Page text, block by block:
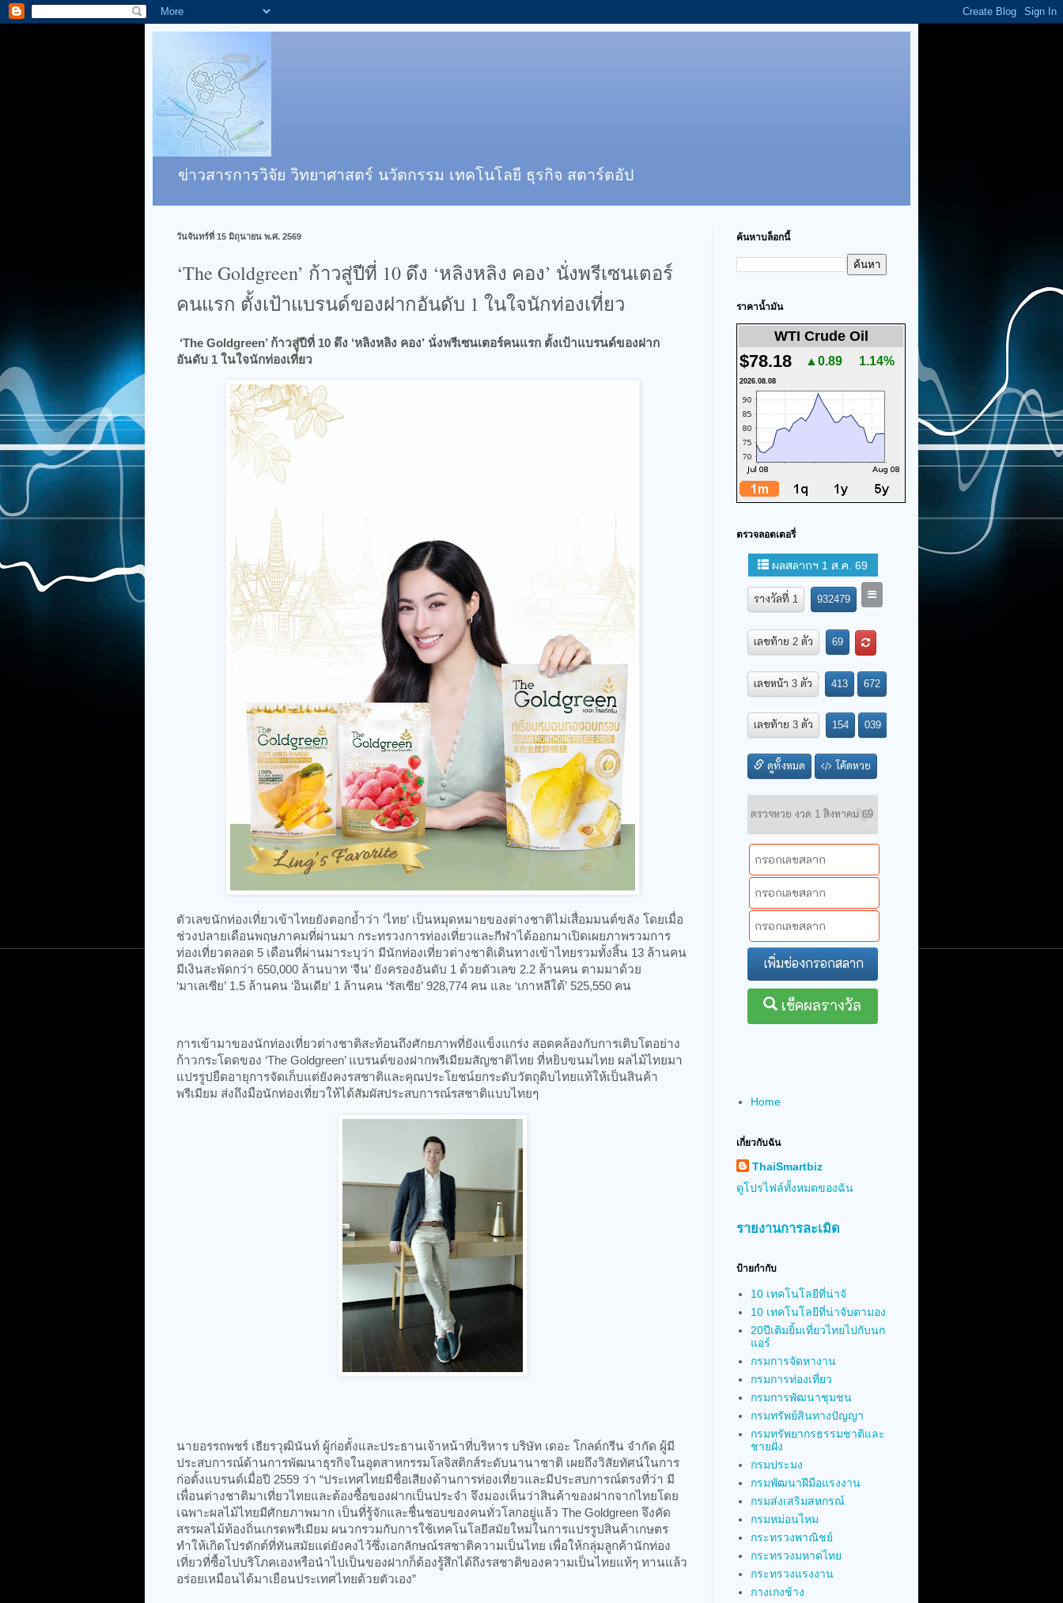
ข่าวสารการวิจัย วิทยาศาสตร์ นวัตกรรม เทคโนโลยี ธุรกิจ สตาร์ตอัป
วันจันทร์ที่ 15 มิถุนายน พ.ศ. 2569
‘The Goldgreen’ ก้าวสู่ปีที่ 10 ดึง ‘หลิงหลิง คอง’ นั่งพรีเซนเตอร์
คนแรก​ ตั้งเป้าแบรนด์ของฝากอันดับ 1 ในใจนักท่องเที่ยว
‘The Goldgreen’ ก้าวสู่ปีที่ 10 ดึง ‘หลิงหลิง คอง’ นั่งพรีเซนเตอร์คนแรก​ ตั้งเป้าแบรนด์ของฝาก
อันดับ 1 ในใจนักท่องเที่ยว
ตัวเลขนักท่องเที่ยวเข้าไทยยังตอกย้ำว่า ‘ไทย’ เป็นหมุดหมายของต่างชาติไม่เสื่อมมนต์ขลัง โดยเมื่อ
ช่วงปลายเดือนพฤษภาคมที่ผ่านมา กระทรวงการท่องเที่ยวและกีฬาได้ออกมาเปิดเผยภาพรวมการ
ท่องเที่ยวตลอด 5 เดือนที่ผ่านมาระบุว่า มีนักท่องเที่ยวต่างชาติเดินทางเข้าไทยรวมทั้งสิ้น 13 ล้านคน
มีเงินสะพัดกว่า 650,000 ล้านบาท ‘จีน’ ยังครองอันดับ 1 ด้วยตัวเลข 2.2 ล้านคน ตามมาด้วย
‘มาเลเซีย’ 1.5 ล้านคน ‘อินเดีย’ 1 ล้านคน ‘รัสเซีย’ 928,774 คน และ ‘เกาหลีใต้’ 525,550 คน
การเข้ามาของนักท่องเที่ยวต่างชาติสะท้อนถึงศักยภาพที่ยังแข็งแกร่ง สอดคล้องกับการเติบโตอย่าง
ก้าวกระโดดของ ‘The Goldgreen’ แบรนด์ของฝากพรีเมียมสัญชาติไทย ที่หยิบขนมไทย ผลไม้ไทยมา
แปรรูปยืดอายุการจัดเก็บแต่ยังคงรสชาติและคุณประโยชน์ยกระดับวัตถุดิบไทยแท้ให้เป็นสินค้า
พรีเมียม ส่งถึงมือนักท่องเที่ยวให้ได้สัมผัสประสบการณ์รสชาติแบบไทยๆ
นายอรรถพชร์ เธียรวุฒินันท์ ผู้ก่อตั้งและประธานเจ้าหน้าที่บริหาร บริษัท เดอะ โกลด์กรีน จำกัด ผู้มี
ประสบการณ์ด้านการพัฒนาธุรกิจในอุตสาหกรรมโลจิสติกส์ระดับนานาชาติ เผยถึงวิสัยทัศน์ในการ
ก่อตั้งแบรนด์เมื่อปี 2559 ว่า “ประเทศไทยมีชื่อเสียงด้านการท่องเที่ยวและมีประสบการณ์ตรงที่ว่า มี
เพื่อนต่างชาติมาเที่ยวไทยและต้องซื้อของฝากเป็นประจำ จึงมองเห็นว่าสินค้าของฝากจากไทยโดย
เฉพาะผลไม้ไทยมีศักยภาพมาก เป็นที่รู้จักและชื่นชอบของคนทั่วโลกอยู่แล้ว The Goldgreen จึงคัด
สรรผลไม้ท้องถิ่นเกรดพรีเมียม ผนวกรวมกับการใช้เทคโนโลยีสมัยใหม่ในการแปรรูปสินค้าเกษตร
ทำให้เกิดโปรดักต์ที่ทันสมัยแต่ยังคงไว้ซึ่งเอกลักษณ์รสชาติความเป็นไทย เพื่อให้กลุ่มลูกค้านักท่อง
เที่ยวที่ซื้อไปบริโภคเองหรือนำไปเป็นของฝากก็ต้องรู้สึกได้ถึงรสชาติของความเป็นไทยแท้ๆ ทานแล้ว
อร่อยเหมือนได้มาเยือนประเทศไทยด้วยตัวเอง”
ค้นหาบล็อกนี้
ราคาน้ำมัน
WTI Crude Oil
$78.18 ▲0.89 1.14%
2026.08.08
ตรวจลอตเตอรี่
Home
เกี่ยวกับฉัน
ThaiSmartbiz
ดูโปรไฟล์ทั้งหมดของฉัน
รายงานการละเมิด
ป้ายกำกับ
10 เทคโนโลยีที่น่าจั
10 เทคโนโลยีที่น่าจับตามอง
20ปีเติมยิ้มเที่ยวไทยไปกับนก
แอร์
กรมการจัดหางาน
กรมการท่องเที่ยว
กรมการพัฒนาชุมชน
กรมทรัพย์สินทางปัญญา
กรมทรัพยากรธรรมชาติและ
ชายฝั่ง
กรมประมง
กรมพัฒนาฝีมือแรงงาน
กรมส่งเสริมสหกรณ์
กรมหม่อนไหม
กระทรวงพาณิชย์
กระทรวงมหาดไทย
กระทรวงแรงงาน
กางเกงช้าง